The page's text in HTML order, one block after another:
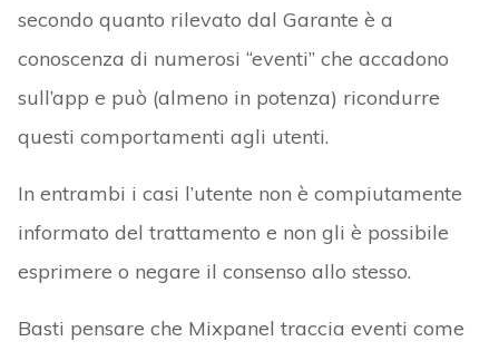
secondo quanto rilevato dal Garante è a
conoscenza di numerosi “eventi” che accadono
sull’app e può (almeno in potenza) ricondurre
questi comportamenti agli utenti.
In entrambi i casi l’utente non è compiutamente
informato del trattamento e non gli è possibile
esprimere o negare il consenso allo stesso.
Basti pensare che Mixpanel traccia eventi come